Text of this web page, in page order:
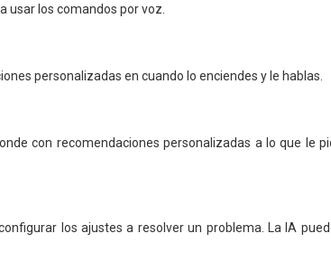
usar los comandos por voz.
personalizadas en cuando lo enciendes y le hablas.
con recomendaciones personalizadas a lo que le
los ajustes a resolver un problema. La IA